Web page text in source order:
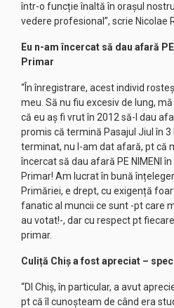
într-o funcție înaltă în orașul
vedere profesional”, scrie Nicolae
Eu n-am încercat să dau afară
Primar
“În înregistrare, acest individ
meu. Să nu fiu excesiv de lung,
că eu aș fi vrut în 2012 să-l dau
promis că termină Pasajul Jiul în 3
terminat, nu l-am dat afară, pt că
încercat să dau afară PE NIMENI
Primar! Am lucrat în bună
Primăriei, e drept, cu exigență
fanatic al muncii ce sunt -pt care
au votat!-, dar cu respect pt
primar.
Culiță Chiș a fost apreciat –
“Dl Chiș, în particular, a avut
pt că îl cunoșteam de când era